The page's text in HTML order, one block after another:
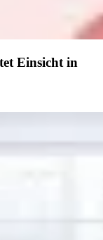
Einsicht in